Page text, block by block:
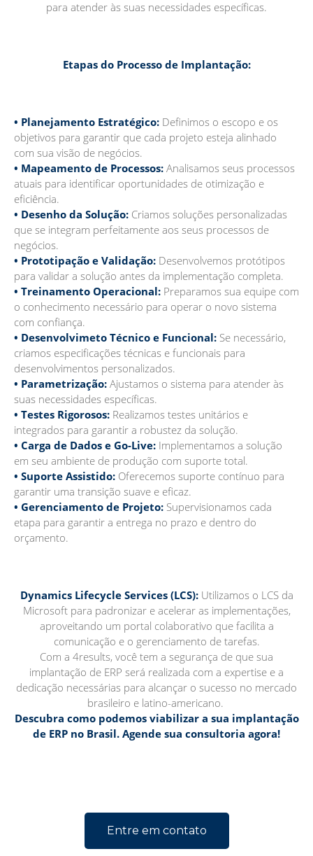
para atender às suas necessidades específicas.
Etapas do Processo de Implantação:
• Planejamento Estratégico: Definimos o escopo e os
objetivos para garantir que cada projeto esteja alinhado
com sua visão de negócios.
• Mapeamento de Processos: Analisamos seus processos
atuais para identificar oportunidades de otimização e
eficiência.
• Desenho da Solução: Criamos soluções personalizadas
que se integram perfeitamente aos seus processos de
negócios.
• Prototipação e Validação: Desenvolvemos protótipos
para validar a solução antes da implementação completa.
• Treinamento Operacional: Preparamos sua equipe com
o conhecimento necessário para operar o novo sistema
com confiança.
• Desenvolvimeto Técnico e Funcional: Se necessário,
criamos especificações técnicas e funcionais para
desenvolvimentos personalizados.
• Parametrização: Ajustamos o sistema para atender às
suas necessidades específicas.
• Testes Rigorosos: Realizamos testes unitários e
integrados para garantir a robustez da solução.
• Carga de Dados e Go-Live: Implementamos a solução
em seu ambiente de produção com suporte total.
• Suporte Assistido: Oferecemos suporte contínuo para
garantir uma transição suave e eficaz.
• Gerenciamento de Projeto: Supervisionamos cada
etapa para garantir a entrega no prazo e dentro do
orçamento.
Dynamics Lifecycle Services (LCS): Utilizamos o LCS da
Microsoft para padronizar e acelerar as implementações,
aproveitando um portal colaborativo que facilita a
comunicação e o gerenciamento de tarefas.
Com a 4results, você tem a segurança de que sua
implantação de ERP será realizada com a expertise e a
dedicação necessárias para alcançar o sucesso no mercado
brasileiro e latino-americano.
Descubra como podemos viabilizar a sua implantação
de ERP no Brasil. Agende sua consultoria agora!
Entre em contato